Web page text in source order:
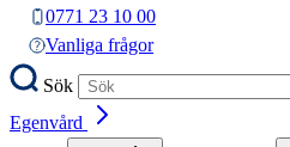
0771 23 10 00
Vanliga frågor
Sök
Egenvård